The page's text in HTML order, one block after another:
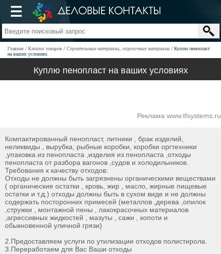
Главная Каталог товаров Строительные материалы, отделочные материалы
Куплю пенопласт
на ваших условиях
Куплю пенопласт на ваших условиях
Реклама www.tfsystems.ru
Компактированный пенопласт, литники , брак изделий,
неликвиды , вырубка, рыбные коробки, коробки оргтехники
,упаковка из пенопласта ,изделия из пенопласта ,отходы
пенопласта от разбора вагонов ,судов и холодильников.
Требования к качеству отходов:
Отходы не должны быть загрязнены органическими веществами
( органические остатки , кровь, жир , масло, жирные пищевые
остатки и т.д.) отходы должны быть в сухом виде и не должны
содержать посторонних примесей (металлов ,дерева ,опилок
,стружки , монтажной пены , лакокрасочных материалов
,агрессивных жидкостей , мазуты , сажи , копоти и
обыкновенной уличной грязи)
2.Предоставляем услуги по утилизации отходов полистирола.
3.Переработаем для Вас Ваши отходы